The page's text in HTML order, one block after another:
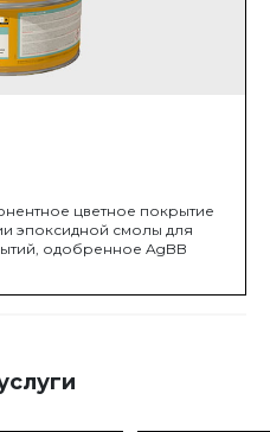
цветное покрытие
эпоксидной смолы для
одобренное AgBB